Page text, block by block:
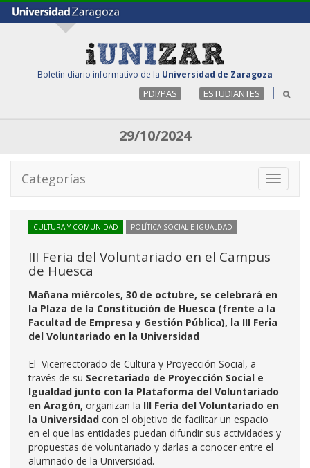
Boletín diario informativo de la Universidad de Zaragoza
PDI/PAS ESTUDIANTES
29/10/2024
Toggle
Categorías
CULTURA Y COMUNIDAD POLÍTICA SOCIAL E IGUALDAD
III Feria del Voluntariado en el Campus
de Huesca
Mañana miércoles, 30 de octubre, se celebrará en
la Plaza de la Constitución de Huesca (frente a la
Facultad de Empresa y Gestión Pública), la III Feria
del Voluntariado en la Universidad
El Vicerrectorado de Cultura y Proyección Social, a
través de su Secretariado de Proyección Social e
Igualdad junto con la Plataforma del Voluntariado
en Aragón, organizan la III Feria del Voluntariado en
la Universidad con el objetivo de facilitar un espacio
en el que las entidades puedan difundir sus actividades y
propuestas de voluntariado y darlas a conocer entre el
alumnado de la Universidad.